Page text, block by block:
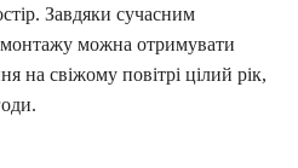
Завдяки сучасним
монтажу можна отримувати
на свіжому повітрі цілий рік,